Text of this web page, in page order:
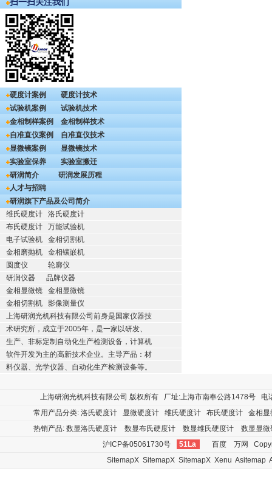
硬度计案例
硬度计技术
试验机案例
试验机技术
金相制样案例
金相制样技术
自准直仪案例
自准直仪技术
显微镜案例
显微镜技术
实验室保养
实验室搬迁
研润简介
研润发展历程
人才与招聘
研润旗下产品及公司简介
维氏硬度计
洛氏硬度计
布氏硬度计
万能试验机
电子试验机
金相切割机
金相磨抛机
金相镶嵌机
圆度仪
轮廓仪
研润仪器
品牌仪器
金相显微镜
金相显微镜
金相切割机
影像测量仪
上海研润光机科技有限公司前身是国家仪器技
术研究所，成立于2005年，是一家以研发、
生产、非标定制自动化生产检测设备，计算机
软件开发为主的高新技术企业。主导产品：材
料仪器、光学仪器、自动化生产检测设备等。
上海研润光机科技有限公司 版权所有 厂址:上海市南奉公路1478号
常用产品分类: 洛氏硬度计 显微硬度计 维氏硬度计 布氏硬度计
金相显
热销产品: 数显洛氏硬度计 数显布氏硬度计 数显维氏硬度计
数显显微
沪ICP备05061730号
51La 百度 万网
SitemapX SitemapX SitemapX Xenu Asitemap